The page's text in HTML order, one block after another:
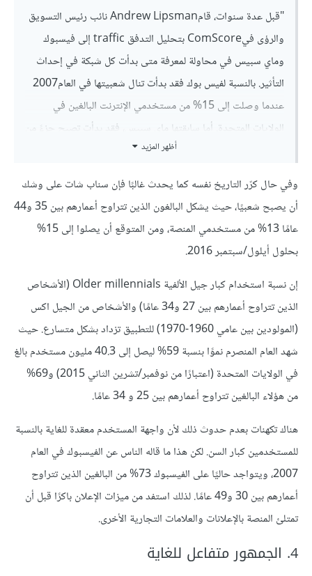
"قبل عدة سنوات، قامAndrew Lipsman نائب رئيس التسويق
والرؤى فيComScore بتحليل التدفق traffic إلى فيسبوك
وماي سبيس في محاولة لمعرفة متى بدأت كل شبكة في إحداث
التأثير. بالنسبة لفيس بوك فقد بدأت تنال شعبيتها في العام2007
عندما وصلت إلى 15% من مستخدمي الإنترنت البالغين في
الولايات المتحدة. أما سابقتها ماي سبيس، فقد بدأت تصبح جزءً من
أظهر المزيد
وفي حال كرّر التاريخ نفسه كما يحدث غالبًا فإن سناب شات على وشك
أن يصبح شعبيًا، حيث يشكل البالغون الذين تتراوح أعمارهم بين 35 و44
عامًا 13% من مستخدمي المنصة، ومن المتوقع أن يصلوا إلى 15%
بحلول أيلول/سبتمبر 2016.
إن نسبة استخدام كبار جيل الألفية Older millennials (الأشخاص
الذين تتراوح أعمارهم بين 27 و34 عامًا) والأشخاص من الجيل اكس
(المولودين بين عامي 1960-1970) للتطبيق تزداد بشكل متسارع. حيث
شهد العام المنصرم نموًا بنسبة 59% ليصل إلى 40.3 مليون مستخدم بالغ
في الولايات المتحدة (اعتبارًا من نوفمبر/تشرين الثاني 2015) و69%
من هؤلاء البالغين تتراوح أعمارهم بين 25 و 34 عامًا.
هناك تكهنات بعدم حدوث ذلك ﻷن واجهة المستخدم معقدة للغاية بالنسبة
للمستخدمين كبار السن. لكن هذا ما قاله الناس عن الفيسبوك في العام
2007، ويتواجد حاليًا على الفيسبوك 73% من البالغين الذين تتراوح
أعمارهم بين 30 و49 عامًا. لذلك استفد من ميزات الإعلان باكرًا قبل أن
تمتلئ المنصة بالإعلانات والعلامات التجارية الأخرى.
4. الجمهور متفاعل للغاية